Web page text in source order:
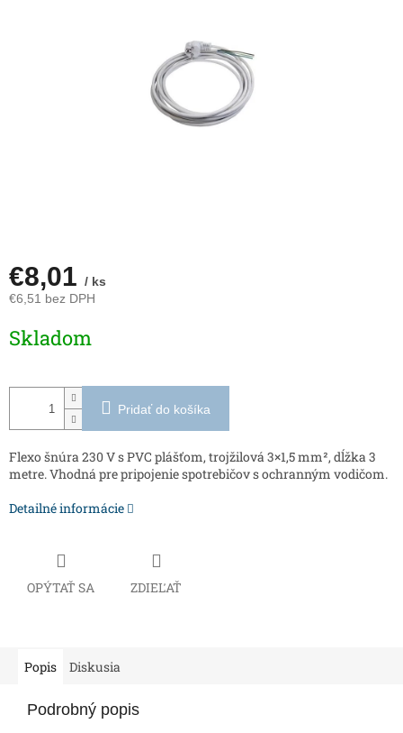
€8,01 / ks
€6,51 bez DPH
cena:
Skladom
Pridať do košíka
Flexo šnúra 230 V s PVC plášťom, trojžilová 3×1,5 mm², dĺžka 3
metre. Vhodná pre pripojenie spotrebičov s ochranným vodičom.
Detailné informácie
OPÝTAŤ SA ZDIEĽAŤ
Popis Diskusia
Podrobný popis